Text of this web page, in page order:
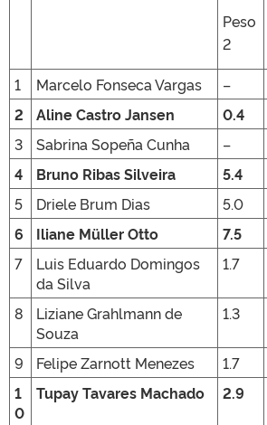
Peso
2
1 Marcelo Fonseca Vargas –
2
Aline Castro Jansen 0.4
3
Sabrina Sopeña Cunha –
4
Bruno Ribas Silveira 5.4
5
Driele Brum Dias 5.0
6
Iliane Müller Otto 7.5
7
Luis Eduardo Domingos
da Silva
1.7
8
Liziane Grahlmann de
Souza
1.3
9 Felipe Zarnott Menezes 1.7
1
0
Tupay Tavares Machado 2.9